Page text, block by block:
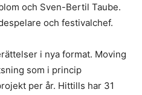
och Sven-Bertil Taube.
och festivalchef.
i nya format. Moving
som i princip
per år. Hittills har 31